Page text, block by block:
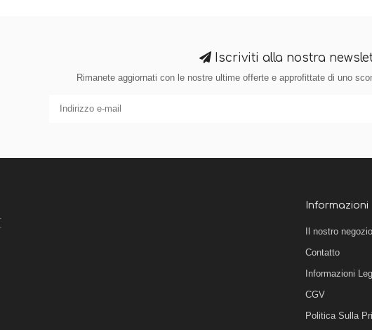
Iscriviti alla nostra
Rimanete aggiornati con le nostre ultime offerte e approfittate di uno
Informazioni
Il nostro negozio
Contatto
Informazioni
CGV
Politica Sulla